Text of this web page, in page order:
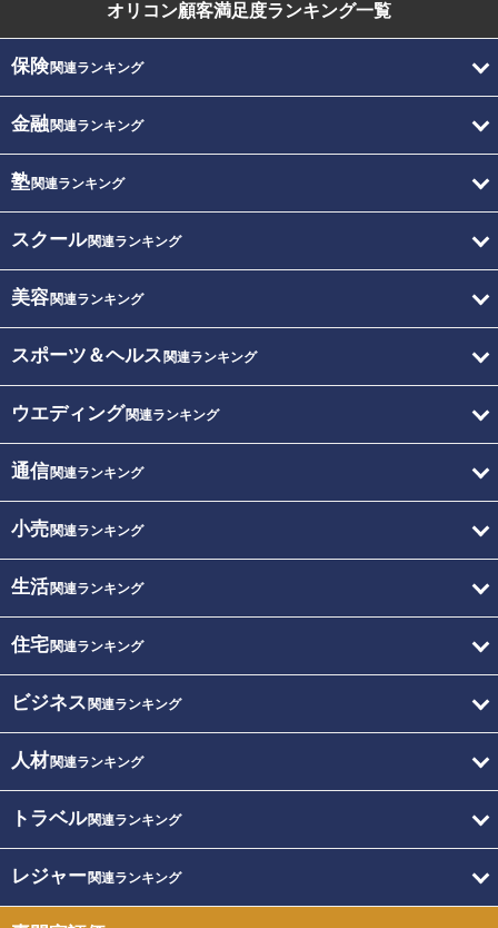
オリコン顧客満足度ランキング一覧
保険関連ランキング
金融関連ランキング
塾関連ランキング
スクール関連ランキング
美容関連ランキング
スポーツ＆ヘルス 関連ランキング
ウエディング関連ランキング
通信関連ランキング
小売関連ランキング
生活関連ランキング
住宅関連ランキング
ビジネス 関連ランキング
人材関連ランキング
トラベル関連ランキング
レジャー関連ランキング